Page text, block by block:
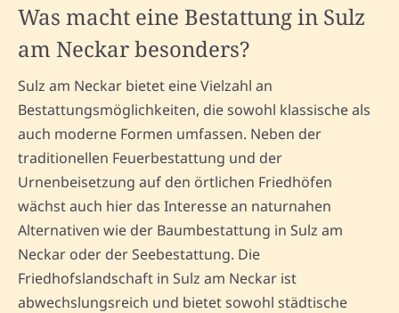
Was macht eine Bestattung in Sulz
am Neckar besonders?
Sulz am Neckar bietet eine Vielzahl an
Bestattungsmöglichkeiten, die sowohl klassische als
auch moderne Formen umfassen. Neben der
traditionellen Feuerbestattung und der
Urnenbeisetzung auf den örtlichen Friedhöfen
wächst auch hier das Interesse an naturnahen
Alternativen wie der Baumbestattung in Sulz am
Neckar oder der Seebestattung. Die
Friedhofslandschaft in Sulz am Neckar ist
abwechslungsreich und bietet sowohl städtische